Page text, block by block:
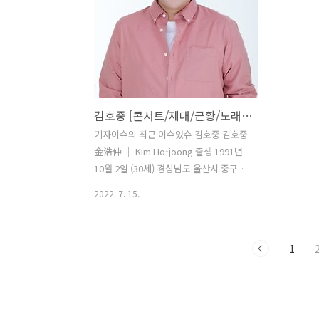
이홍헌, 어머니 견미리언니 이유비, 이부
남동생 이기백 데뷔 2014년 tvN 드라마
스무살 소속사 나인아토 엔터테인먼트 1.
소개 대한민국의 배우. 2. 배우 활동 2014
년, tvN 드라마 '스무살'로 데뷔했고 극중
이기광과 함께 연기를 선보였으며 이후
2016년 KBS2 드라마 '화랑'의 수연 역을
통해 반류 역의 도지한과 함께 연인 연기
를 선보이면서 대중들에게 자신의 존재감
을 알렸습니다. 시청자들은 극중..
김호중 [콘서트/제대/근황/노래/군대/프로필]
기자이슈의 최근 이슈있슈 김호중 김호중
金浩仲 ｜ Kim Ho-joong 출생 1991년
10월 2일 (30세) 경상남도 울산시 중구
2022. 7. 15.
1 2